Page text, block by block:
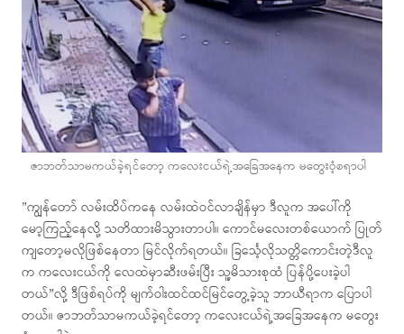
ဇာဘတ်သာမကယ်ခဲ့ရင်တော့ ကလေးငယ်ရဲ့အခြေအနေက မတွေးဝံ့စရာပါ
”ကျွန်တော် လမ်းထိပ်ကနေ လမ်းထဲဝင်လာချိန်မှာ ဒီလူက အပေါ်ကို
မော့ကြည့်နေလို့ သတိထားမိသွားတာပါ။ ကောင်မလေးတစ်ယောက် ပြုတ်
ကျတော့မလိုဖြစ်နေတာ မြင်လိုက်ရတယ်။ ခြင်္သေ့လိုသတ္တိကောင်းတဲ့ဒီလူ
က ကလေးငယ်ကို လေထဲမှာဆီးဖမ်းပြီး သူ့မိသားစုထံ ပြန်ပို့ပေးခဲ့ပါ
တယ်”လို့ ဒီဖြစ်ရပ်ကို မျက်ဝါးထင်ထင်မြင်တွေ့ခဲ့သူ ဘာယီရာက ပြောပါ
တယ်။ ဇာဘတ်သာမကယ်ခဲ့ရင်တော့ ကလေးငယ်ရဲ့အခြေအနေက မတွေး